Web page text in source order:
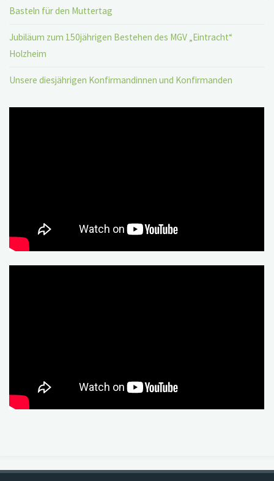
Basteln für den Muttertag
Jubiläum zum 150jährigen Bestehen des MGV „Eintracht“
Holzheim
Unsere diesjährigen Konfirmandinnen und Konfirmanden